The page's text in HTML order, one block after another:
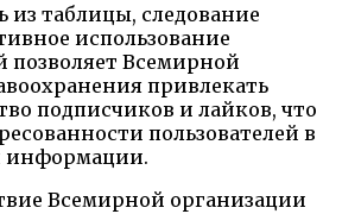
из таблицы, следование
использование
позволяет Всемирной
привлекать
подписчиков и лайков, что
пользователей в
информации.
Всемирной организации